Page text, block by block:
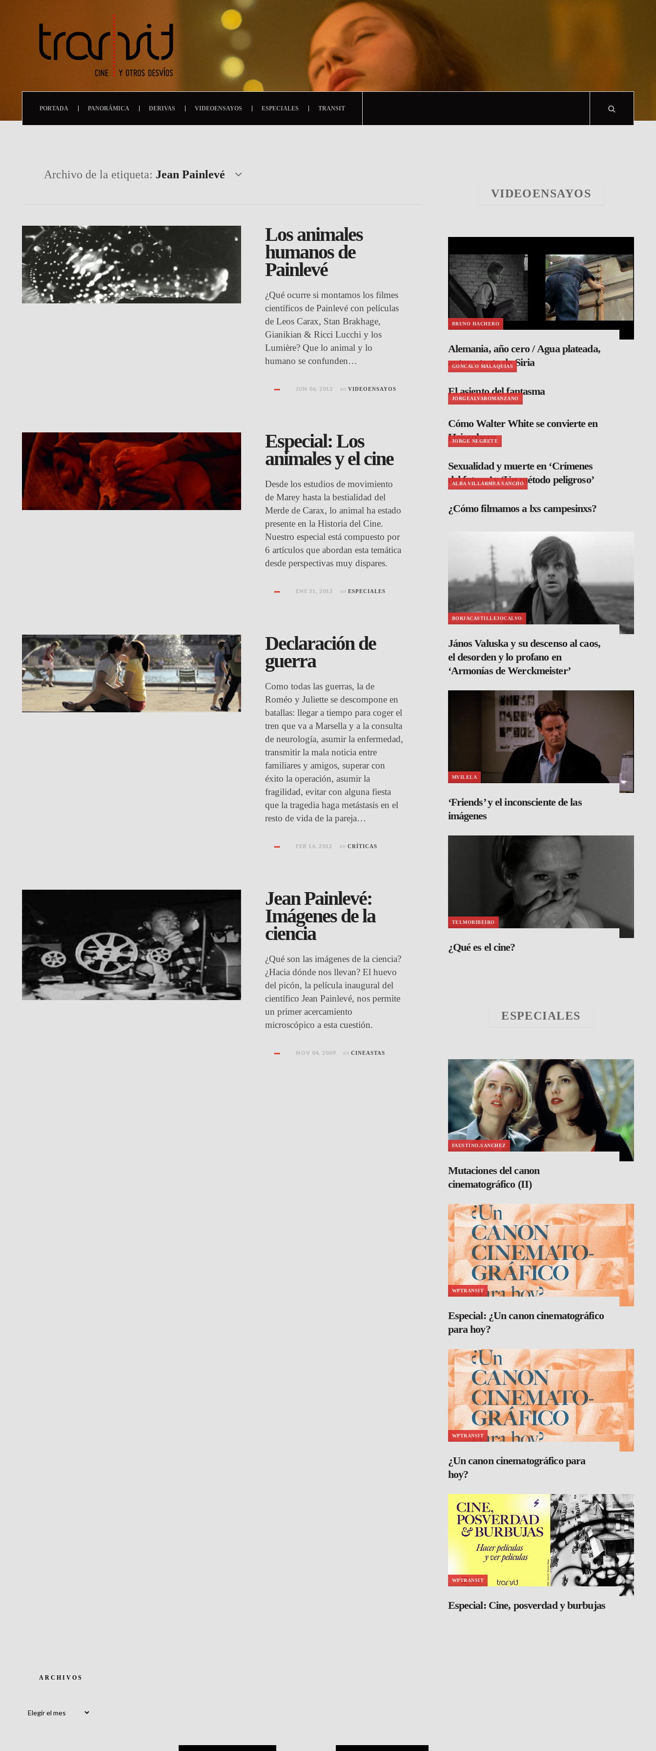
PORTADA PANORÁMICA DERIVAS VIDEOENSAYOS ESPECIALES TRANSIT
Archivo de la etiqueta: Jean Painlevé
Los animales
humanos de
Painlevé
¿Qué ocurre si montamos los filmes
científicos de Painlevé con películas
de Leos Carax, Stan Brakhage,
Gianikian & Ricci Lucchi y los
Lumière? Que lo animal y lo
humano se confunden…
JUN 06, 2013 en VIDEOENSAYOS
Especial: Los
animales y el cine
Desde los estudios de movimiento
de Marey hasta la bestialidad del
Merde de Carax, lo animal ha estado
presente en la Historia del Cine.
Nuestro especial está compuesto por
6 artículos que abordan esta temática
desde perspectivas muy dispares.
ENE 31, 2013 en ESPECIALES
Declaración de
guerra
Como todas las guerras, la de
Roméo y Juliette se descompone en
batallas: llegar a tiempo para coger el
tren que va a Marsella y a la consulta
de neurología, asumir la enfermedad,
transmitir la mala noticia entre
familiares y amigos, superar con
éxito la operación, asumir la
fragilidad, evitar con alguna fiesta
que la tragedia haga metástasis en el
resto de vida de la pareja…
FEB 16, 2012 en CRÍTICAS
Jean Painlevé:
Imágenes de la
ciencia
¿Qué son las imágenes de la ciencia?
¿Hacia dónde nos llevan? El huevo
del picón, la película inaugural del
científico Jean Painlevé, nos permite
un primer acercamiento
microscópico a esta cuestión.
NOV 04, 2009 en CINEASTAS
VIDEOENSAYOS
BRUNO HACHERO
Alemania, año cero / Agua plateada,
autorretrato de Siria
GONCALO MALAQUIAS
El asiento del fantasma
JORGEALVAROMANZANO
Cómo Walter White se convierte en
Heisenberg
JORGE NEGRETE
Sexualidad y muerte en ‘Crímenes
del futuro’ y ‘Un método peligroso’
ALBA VILLARMEA SANCHO
¿Cómo filmamos a lxs campesinxs?
BORJACASTILLEJOCALVO
János Valuska y su descenso al caos,
el desorden y lo profano en
‘Armonías de Werckmeister’
MVILELA
‘Friends’ y el inconsciente de las
imágenes
TELMORIBEIRO
¿Qué es el cine?
ESPECIALES
FAUSTINO.SANCHEZ
Mutaciones del canon
cinematográfico (II)
WPTRANSIT
Especial: ¿Un canon cinematográfico
para hoy?
WPTRANSIT
¿Un canon cinematográfico para
hoy?
WPTRANSIT
Especial: Cine, posverdad y burbujas
ARCHIVOS